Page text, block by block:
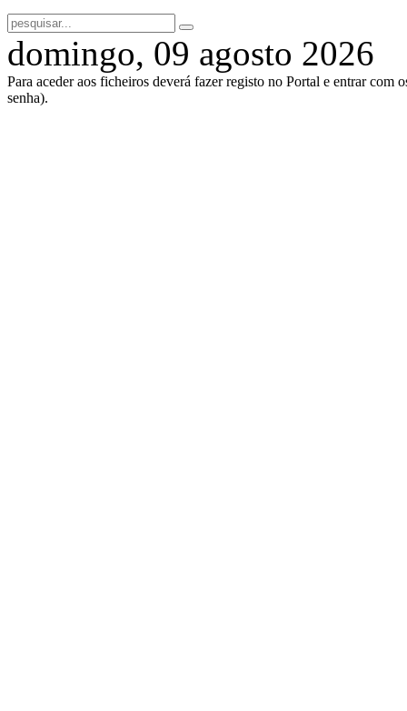
domingo, 09 agosto 2026
Para aceder aos ficheiros deverá fazer registo no Portal e entrar com
senha).